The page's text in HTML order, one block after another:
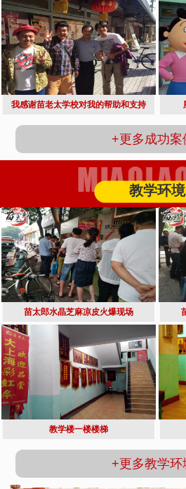
我感谢苗老太学校对我的帮助和支持
+更多成功案
教学环境
苗太郎水晶芝麻凉皮火爆现场
教学楼一楼楼梯
+更多教学环